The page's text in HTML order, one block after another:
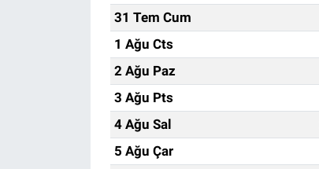
31 Tem Cum
1 Ağu Cts
2 Ağu Paz
3 Ağu Pts
4 Ağu Sal
5 Ağu Çar